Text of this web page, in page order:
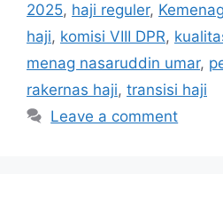
2025, haji reguler, Kemenag
haji, komisi VIII DPR,
menag nasaruddin umar,
rakernas haji, transisi haji
Leave a comment